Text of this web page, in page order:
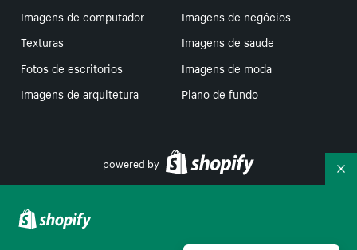
Imagens de computador
Imagens de negócios
Texturas
Imagens de saude
Fotos de escritorios
Imagens de moda
Imagens de arquitetura
Plano de fundo
powered by
Suas escolhas de privacidade